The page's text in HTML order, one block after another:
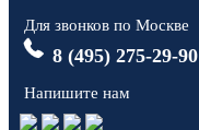
Для звонков по Москве
8 (495) 275-29-90
Напишите нам